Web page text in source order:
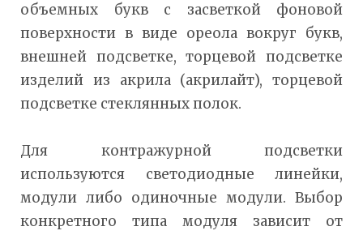
объемных букв с засветкой фоновой
поверхности в виде ореола вокруг букв,
внешней подсветке, торцевой подсветке
изделий из акрила (акрилайт), торцевой
подсветке стеклянных полок.
Для контражурной подсветки
используются светодиодные линейки,
модули либо одиночные модули. Выбор
конкретного типа модуля зависит от